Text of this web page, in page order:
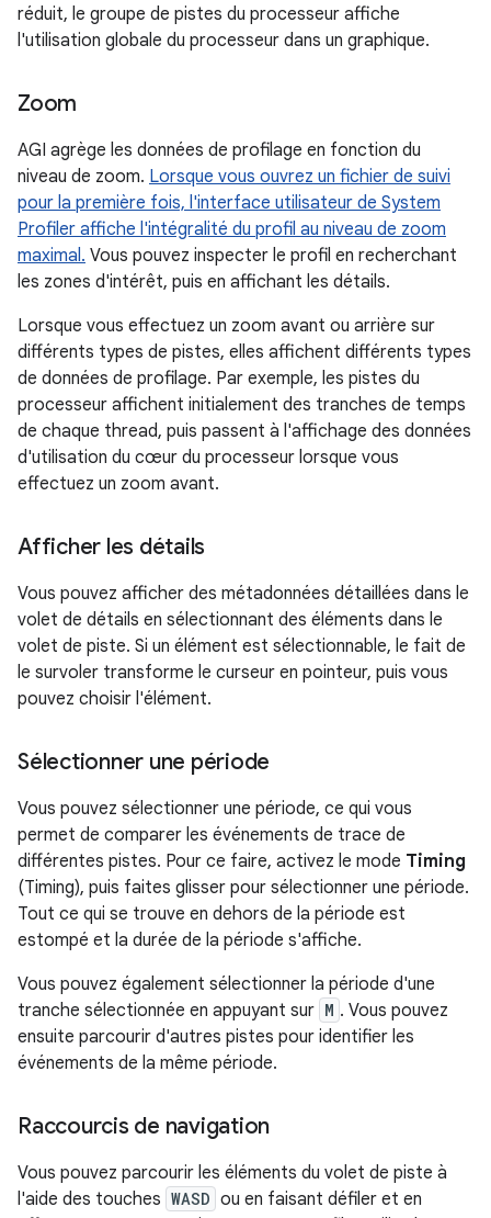
réduit, le groupe de pistes du processeur affiche
l'utilisation globale du processeur dans un graphique.
Zoom
AGI agrège les données de profilage en fonction du
niveau de zoom. Lorsque vous ouvrez un fichier de suivi
pour la première fois, l'interface utilisateur de System
Profiler affiche l'intégralité du profil au niveau de zoom
maximal. Vous pouvez inspecter le profil en recherchant
les zones d'intérêt, puis en affichant les détails.
Lorsque vous effectuez un zoom avant ou arrière sur
différents types de pistes, elles affichent différents types
de données de profilage. Par exemple, les pistes du
processeur affichent initialement des tranches de temps
de chaque thread, puis passent à l'affichage des données
d'utilisation du cœur du processeur lorsque vous
effectuez un zoom avant.
Afficher les détails
Vous pouvez afficher des métadonnées détaillées dans le
volet de détails en sélectionnant des éléments dans le
volet de piste. Si un élément est sélectionnable, le fait de
le survoler transforme le curseur en pointeur, puis vous
pouvez choisir l'élément.
Sélectionner une période
Vous pouvez sélectionner une période, ce qui vous
permet de comparer les événements de trace de
différentes pistes. Pour ce faire, activez le mode Timing
(Timing), puis faites glisser pour sélectionner une période.
Tout ce qui se trouve en dehors de la période est
estompé et la durée de la période s'affiche.
Vous pouvez également sélectionner la période d'une
tranche sélectionnée en appuyant sur M . Vous pouvez
ensuite parcourir d'autres pistes pour identifier les
événements de la même période.
Raccourcis de navigation
Vous pouvez parcourir les éléments du volet de piste à
l'aide des touches WASD ou en faisant défiler et en